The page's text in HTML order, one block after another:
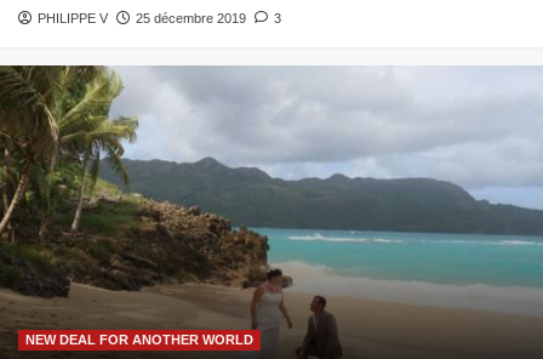
PHILIPPE V 25 décembre 2019 3
NEW DEAL FOR ANOTHER WORLD